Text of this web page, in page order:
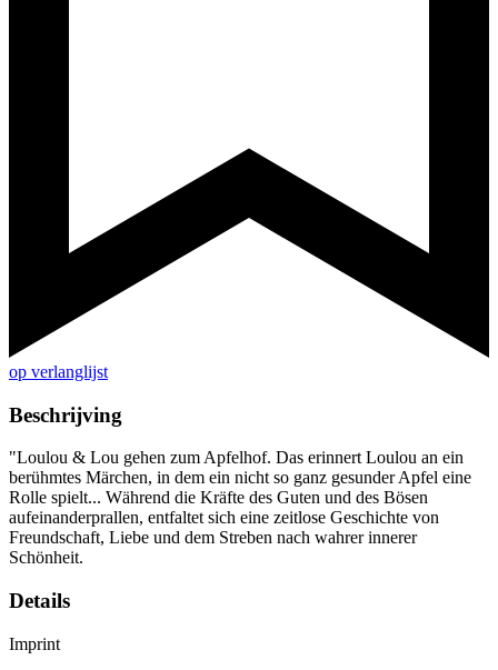
op verlanglijst
Beschrijving
"Loulou & Lou gehen zum Apfelhof. Das erinnert Loulou an ein
berühmtes Märchen, in dem ein nicht so ganz gesunder Apfel eine
Rolle spielt... Während die Kräfte des Guten und des Bösen
aufeinanderprallen, entfaltet sich eine zeitlose Geschichte von
Freundschaft, Liebe und dem Streben nach wahrer innerer
Schönheit.
Details
Imprint